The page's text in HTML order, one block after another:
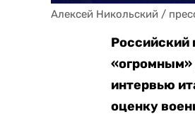
Алексей Никольский /
Российский
«огромным»
интервью
оценку